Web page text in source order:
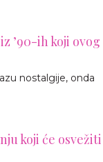
’90-ih koji ovog
nostalgije, onda
koji će osvežiti